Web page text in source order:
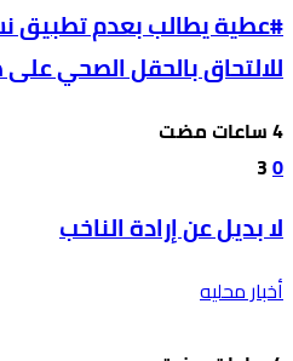
للالتحاق بالحقل الصحي على
0
3
لا بديل عن إرادة الناخب
أخبار محليه